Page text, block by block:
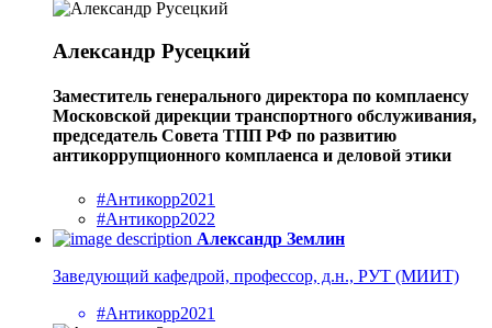
Александр Русецкий
Заместитель генерального директора по комплаенсу
Московской дирекции транспортного обслуживания,
председатель Совета ТПП РФ по развитию
антикоррупционного комплаенса и деловой этики
#Антикорр2021
#Антикорр2022
Александр Землин
Заведующий кафедрой, профессор, д.н., РУТ (МИИТ)
#Антикорр2021